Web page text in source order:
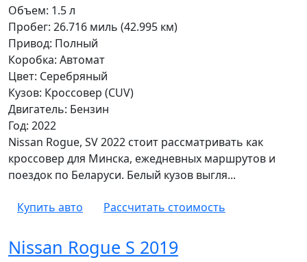
Объем: 1.5 л
Пробег: 26.716 миль (42.995 км)
Привод: Полный
Коробка: Автомат
Цвет: Серебряный
Кузов: Кроссовер (CUV)
Двигатель: Бензин
Год: 2022
Nissan Rogue, SV 2022 стоит рассматривать как
кроссовер для Минска, ежедневных маршрутов и
поездок по Беларуси. Белый кузов выгля...
Купить авто Рассчитать стоимость
Nissan Rogue S 2019